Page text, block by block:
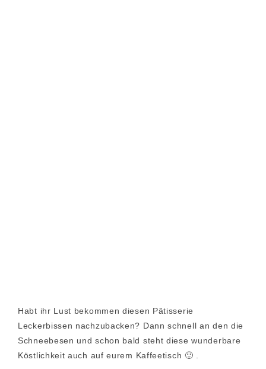
Habt ihr Lust bekommen diesen Pâtisserie
Leckerbissen nachzubacken? Dann schnell an den die
Schneebesen und schon bald steht diese wunderbare
Köstlichkeit auch auf eurem Kaffeetisch 🙂 .